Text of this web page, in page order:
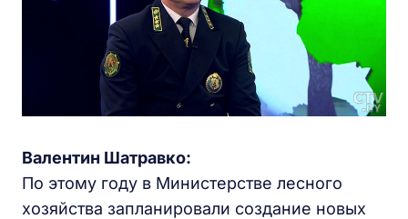
Валентин Шатравко:
По этому году в Министерстве лесного
хозяйства запланировали создание новых